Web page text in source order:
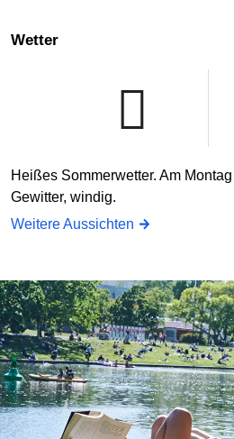
Wetter
Heißes Sommerwetter. Am
Gewitter, windig.
Weitere Aussichten